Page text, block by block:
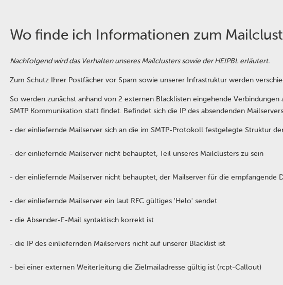
Wo finde ich Informationen zum
Nachfolgend wird das Verhalten unseres Mailclusters sowie der HEIPBL erläutert.
Zum Schutz Ihrer Postfächer vor Spam sowie unserer Infrastruktur werden
So werden zunächst anhand von 2 externen Blacklisten eingehende Verbindungen
SMTP Kommunikation statt findet. Befindet sich die IP des absendenden
- der einliefernde Mailserver sich an die im SMTP-Protokoll festgelegte Struktur
- der einliefernde Mailserver nicht behauptet, Teil unseres Mailclusters zu sein
- der einliefernde Mailserver nicht behauptet, der Mailserver für die empfangende
- der einliefernde Mailserver ein laut RFC gültiges 'Helo' sendet
- die Absender-E-Mail syntaktisch korrekt ist
- die IP des einliefernden Mailservers nicht auf unserer Blacklist ist
- bei einer externen Weiterleitung die Zielmailadresse gültig ist (rcpt-Callout)